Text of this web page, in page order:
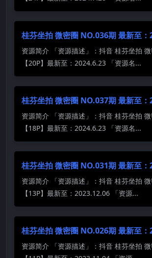
桂芬坐拍 微密圈 NO.036期 最新至
资源简介 「资源描述」：抖音 桂芬坐拍
【20P】最新至：2024.6.23 「资源名...
桂芬坐拍 微密圈 NO.037期 最新至
资源简介 「资源描述」：抖音 桂芬坐拍
【18P】最新至：2024.6.23 「资源名...
桂芬坐拍 微密圈 NO.031期 最新至
资源简介 「资源描述」：抖音 桂芬坐拍
【13P】最新至：2023.12.06 「资源...
桂芬坐拍 微密圈 NO.026期 最新至
资源简介 「资源描述」：抖音 桂芬坐拍